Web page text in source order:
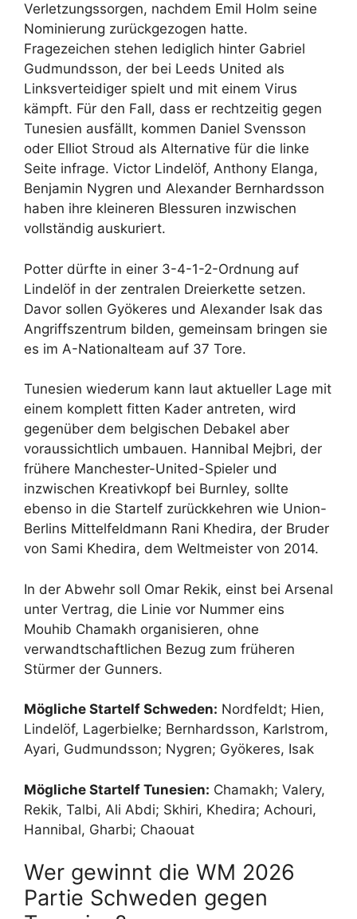
Verletzungssorgen, nachdem Emil Holm seine
Nominierung zurückgezogen hatte.
Fragezeichen stehen lediglich hinter Gabriel
Gudmundsson, der bei Leeds United als
Linksverteidiger spielt und mit einem Virus
kämpft. Für den Fall, dass er rechtzeitig gegen
Tunesien ausfällt, kommen Daniel Svensson
oder Elliot Stroud als Alternative für die linke
Seite infrage. Victor Lindelöf, Anthony Elanga,
Benjamin Nygren und Alexander Bernhardsson
haben ihre kleineren Blessuren inzwischen
vollständig auskuriert.
Potter dürfte in einer 3-4-1-2-Ordnung auf
Lindelöf in der zentralen Dreierkette setzen.
Davor sollen Gyökeres und Alexander Isak das
Angriffszentrum bilden, gemeinsam bringen sie
es im A-Nationalteam auf 37 Tore.
Tunesien wiederum kann laut aktueller Lage mit
einem komplett fitten Kader antreten, wird
gegenüber dem belgischen Debakel aber
voraussichtlich umbauen. Hannibal Mejbri, der
frühere Manchester-United-Spieler und
inzwischen Kreativkopf bei Burnley, sollte
ebenso in die Startelf zurückkehren wie Union-
Berlins Mittelfeldmann Rani Khedira, der Bruder
von Sami Khedira, dem Weltmeister von 2014.
In der Abwehr soll Omar Rekik, einst bei Arsenal
unter Vertrag, die Linie vor Nummer eins
Mouhib Chamakh organisieren, ohne
verwandtschaftlichen Bezug zum früheren
Stürmer der Gunners.
Mögliche Startelf Schweden: Nordfeldt; Hien,
Lindelöf, Lagerbielke; Bernhardsson, Karlstrom,
Ayari, Gudmundsson; Nygren; Gyökeres, Isak
Mögliche Startelf Tunesien: Chamakh; Valery,
Rekik, Talbi, Ali Abdi; Skhiri, Khedira; Achouri,
Hannibal, Gharbi; Chaouat
Wer gewinnt die WM 2026
Partie Schweden gegen